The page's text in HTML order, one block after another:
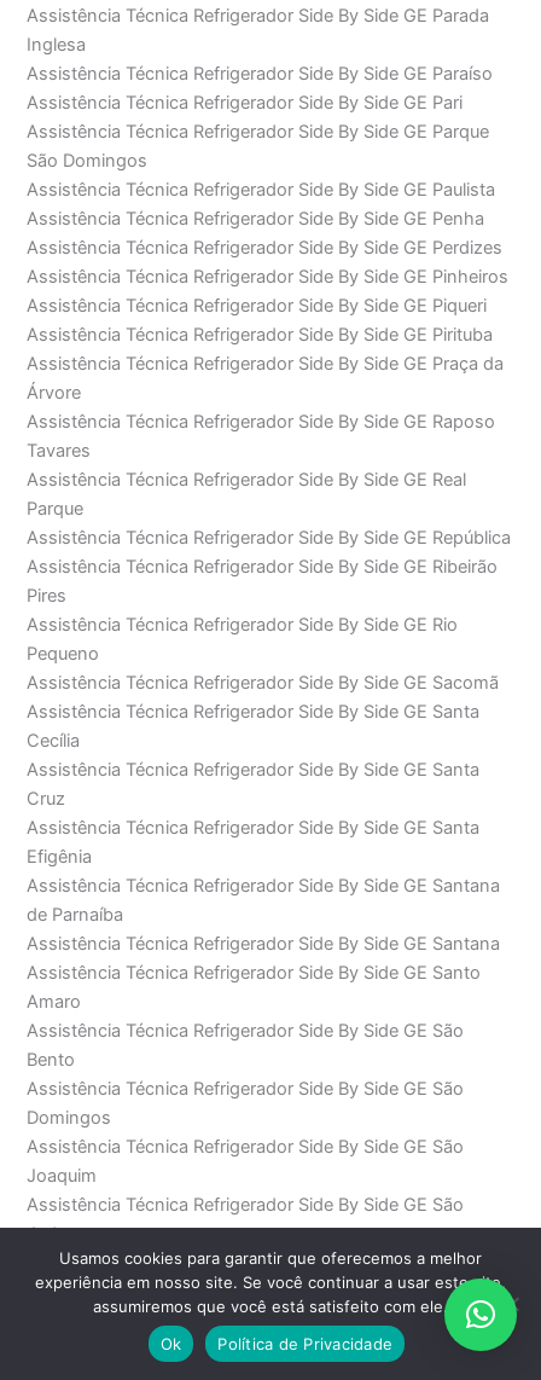
Assistência Técnica Refrigerador Side By Side GE Parada
Inglesa
Assistência Técnica Refrigerador Side By Side GE Paraíso
Assistência Técnica Refrigerador Side By Side GE Pari
Assistência Técnica Refrigerador Side By Side GE Parque
São Domingos
Assistência Técnica Refrigerador Side By Side GE Paulista
Assistência Técnica Refrigerador Side By Side GE Penha
Assistência Técnica Refrigerador Side By Side GE Perdizes
Assistência Técnica Refrigerador Side By Side GE Pinheiros
Assistência Técnica Refrigerador Side By Side GE Piqueri
Assistência Técnica Refrigerador Side By Side GE Pirituba
Assistência Técnica Refrigerador Side By Side GE Praça da
Árvore
Assistência Técnica Refrigerador Side By Side GE Raposo
Tavares
Assistência Técnica Refrigerador Side By Side GE Real
Parque
Assistência Técnica Refrigerador Side By Side GE República
Assistência Técnica Refrigerador Side By Side GE Ribeirão
Pires
Assistência Técnica Refrigerador Side By Side GE Rio
Pequeno
Assistência Técnica Refrigerador Side By Side GE Sacomã
Assistência Técnica Refrigerador Side By Side GE Santa
Cecília
Assistência Técnica Refrigerador Side By Side GE Santa
Cruz
Assistência Técnica Refrigerador Side By Side GE Santa
Efigênia
Assistência Técnica Refrigerador Side By Side GE Santana
de Parnaíba
Assistência Técnica Refrigerador Side By Side GE Santana
Assistência Técnica Refrigerador Side By Side GE Santo
Amaro
Assistência Técnica Refrigerador Side By Side GE São
Bento
Assistência Técnica Refrigerador Side By Side GE São
Domingos
Assistência Técnica Refrigerador Side By Side GE São
Joaquim
Assistência Técnica Refrigerador Side By Side GE São
Judas
Assistência Técnica Refrigerador Side By Side GE São Paulo
Assistência Técnica Refrigerador Side By Side GE Saúde
Assistência Técnica Refrigerador Side By Side GE SP
Assistência Técnica Refrigerador Side By Side GE Sumaré
Usamos cookies para garantir que oferecemos a melhor
experiência em nosso site. Se você continuar a usar este site,
assumiremos que você está satisfeito com ele.
Ok
Política de Privacidade